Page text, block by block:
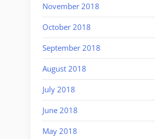
November 2018
October 2018
September 2018
August 2018
July 2018
June 2018
May 2018